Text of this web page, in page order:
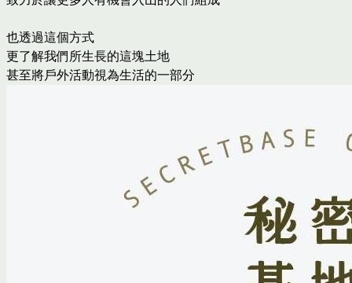
也透過這個方式
更了解我們所生長的這塊土地
甚至將戶外活動視為生活的一部分